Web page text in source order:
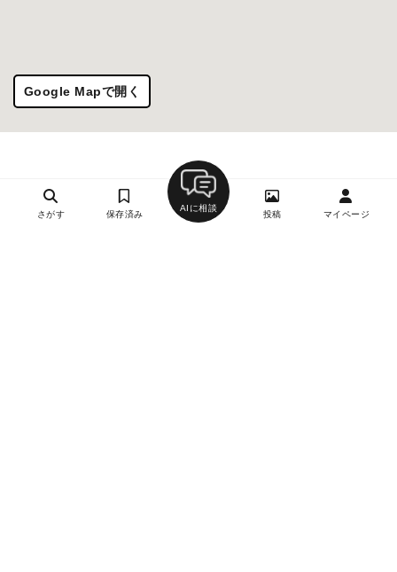
Google Mapで開く
さがす 保存済み
AIに相談
投稿 マイページ